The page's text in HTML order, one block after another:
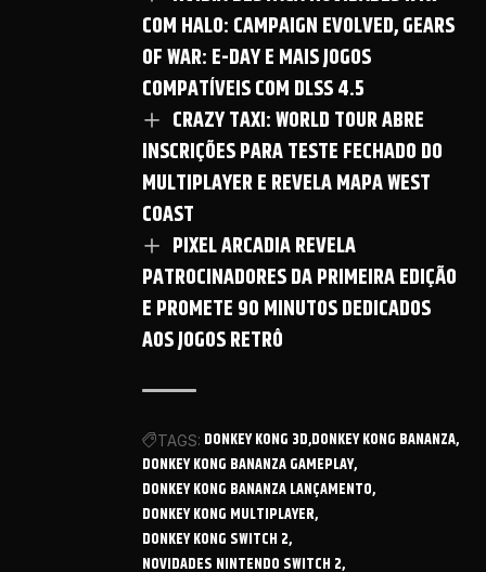
COM HALO: CAMPAIGN EVOLVED, GEARS
OF WAR: E-DAY E MAIS JOGOS
COMPATÍVEIS COM DLSS 4.5
CRAZY TAXI: WORLD TOUR ABRE
INSCRIÇÕES PARA TESTE FECHADO DO
MULTIPLAYER E REVELA MAPA WEST
COAST
PIXEL ARCADIA REVELA
PATROCINADORES DA PRIMEIRA EDIÇÃO
E PROMETE 90 MINUTOS DEDICADOS
AOS JOGOS RETRÔ
TAGS: DONKEY KONG 3D DONKEY KONG BANANZA
DONKEY KONG BANANZA GAMEPLAY
DONKEY KONG BANANZA LANÇAMENTO
DONKEY KONG MULTIPLAYER
DONKEY KONG SWITCH 2
NOVIDADES NINTENDO SWITCH 2